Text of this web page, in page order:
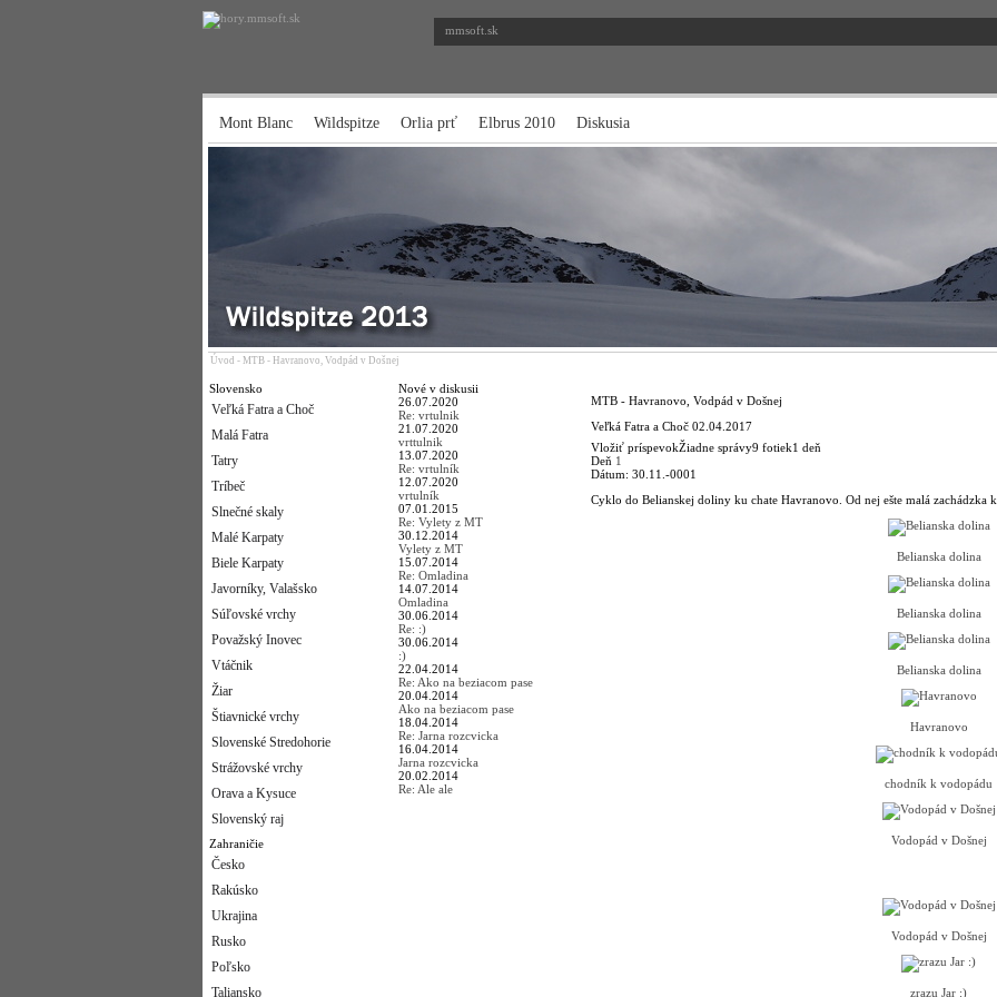
mmsoft.sk
Mont Blanc Wildspitze Orlia prť Elbrus 2010 Diskusia
Úvod - MTB - Havranovo, Vodpád v Došnej
Slovensko
Veľká Fatra a Choč
Malá Fatra
Tatry
Tríbeč
Slnečné skaly
Malé Karpaty
Biele Karpaty
Javorníky, Valašsko
Súľovské vrchy
Považský Inovec
Vtáčnik
Žiar
Štiavnické vrchy
Slovenské Stredohorie
Strážovské vrchy
Orava a Kysuce
Slovenský raj
Zahraničie
Česko
Rakúsko
Ukrajina
Rusko
Poľsko
Taliansko
Nové v diskusii
26.07.2020
Re: vrtulnik
21.07.2020
vrttulnik
13.07.2020
Re: vrtulník
12.07.2020
vrtulník
07.01.2015
Re: Vylety z MT
30.12.2014
Vylety z MT
15.07.2014
Re: Omladina
14.07.2014
Omladina
30.06.2014
Re: :)
30.06.2014
:)
22.04.2014
Re: Ako na beziacom pase
20.04.2014
Ako na beziacom pase
18.04.2014
Re: Jarna rozcvicka
16.04.2014
Jarna rozcvicka
20.02.2014
Re: Ale ale
MTB - Havranovo, Vodpád v Došnej
Veľká Fatra a Choč 02.04.2017
Vložiť príspevokŽiadne správy9 fotiek1 deň
Deň 1
Dátum: 30.11.-0001
Cyklo do Belianskej doliny ku chate Havranovo. Od nej ešte malá zachádzka
Belianska dolina
Belianska dolina
Belianska dolina
Havranovo
chodník k vodopádu
Vodopád v Došnej
Vodopád v Došnej
zrazu Jar :)